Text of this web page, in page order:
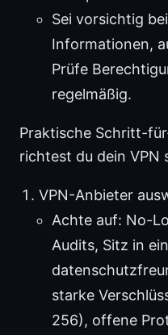
Sei vorsichtig
Informationen,
Prüfe
regelmäßig.
Praktische Schritt-
richtest du dein VPN
VPN-Anbieter
Achte auf: No-
Audits, Sitz in
starke
256), offene